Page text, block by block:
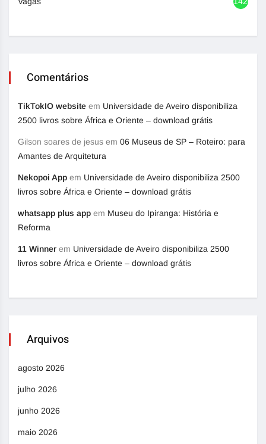
Comentários
TikTokIO website em Universidade de Aveiro disponibiliza
2500 livros sobre África e Oriente – download grátis
Gilson soares de jesus em 06 Museus de SP – Roteiro: para
Amantes de Arquitetura
Nekopoi App em Universidade de Aveiro disponibiliza 2500
livros sobre África e Oriente – download grátis
whatsapp plus app em Museu do Ipiranga: História e
Reforma
11 Winner em Universidade de Aveiro disponibiliza 2500
livros sobre África e Oriente – download grátis
Arquivos
agosto 2026
julho 2026
junho 2026
maio 2026